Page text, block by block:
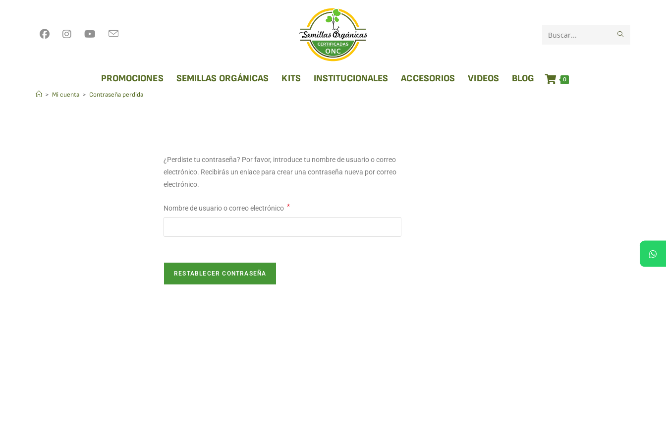
Buscar
esta
PROMOCIONES SEMILLAS ORGÁNICAS KITS INSTITUCIONALES ACCESORIOS VIDEOS BLOG 0
> Mi cuenta > Contraseña perdida
¿Perdiste tu contraseña? Por favor, introduce tu nombre de usuario o correo
electrónico. Recibirás un enlace para crear una contraseña nueva por correo
electrónico.
Nombre de usuario o correo electrónico *
RESTABLECER CONTRASEÑA